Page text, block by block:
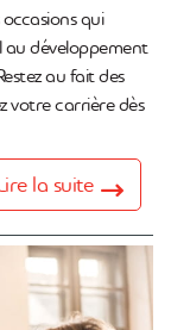
qui
au développement
au fait des
votre carrière dès
la suite